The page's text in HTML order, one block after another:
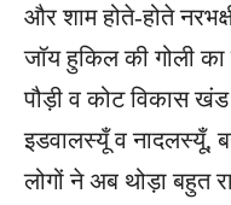
और शाम होते-होते
जॉय हुकिल की गोली
पौड़ी व कोट विकास
इडवालस्यूँ व नादलस्यूँ,
लोगों ने अब थोड़ा बहुत